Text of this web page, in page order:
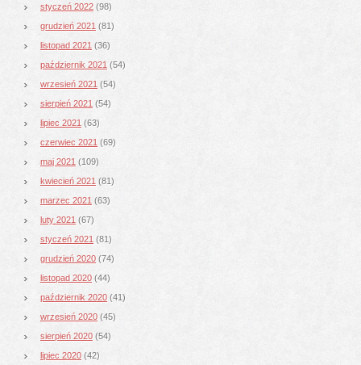
styczeń 2022 (98)
grudzień 2021 (81)
listopad 2021 (36)
październik 2021 (54)
wrzesień 2021 (54)
sierpień 2021 (54)
lipiec 2021 (63)
czerwiec 2021 (69)
maj 2021 (109)
kwiecień 2021 (81)
marzec 2021 (63)
luty 2021 (67)
styczeń 2021 (81)
grudzień 2020 (74)
listopad 2020 (44)
październik 2020 (41)
wrzesień 2020 (45)
sierpień 2020 (54)
lipiec 2020 (42)